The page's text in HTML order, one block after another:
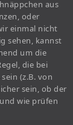
aus
oder
einmal nicht
sehen, kannst
um die
die bei
(z.B. von
sein, ob der
wie prüfen